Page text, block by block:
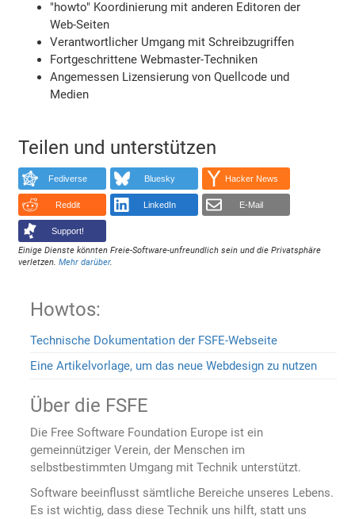
"howto" Koordinierung mit anderen Editoren der
Web-Seiten
Verantwortlicher Umgang mit Schreibzugriffen
Fortgeschrittene Webmaster-Techniken
Angemessen Lizensierung von Quellcode und
Medien
Teilen und unterstützen
Fediverse Bluesky Hacker News
Reddit LinkedIn E-Mail
Support!
Einige Dienste könnten Freie-Software-unfreundlich sein und die Privatsphäre
verletzen.Mehr darüber.
Howtos:
Technische Dokumentation der FSFE-Webseite
Eine Artikelvorlage, um das neue Webdesign zu nutzen
Über die FSFE
Die Free Software Foundation Europe ist ein
gemeinnütziger Verein, der Menschen im
selbstbestimmten Umgang mit Technik unterstützt.
Software beeinflusst sämtliche Bereiche unseres Lebens.
Es ist wichtig, dass diese Technik uns hilft, statt uns